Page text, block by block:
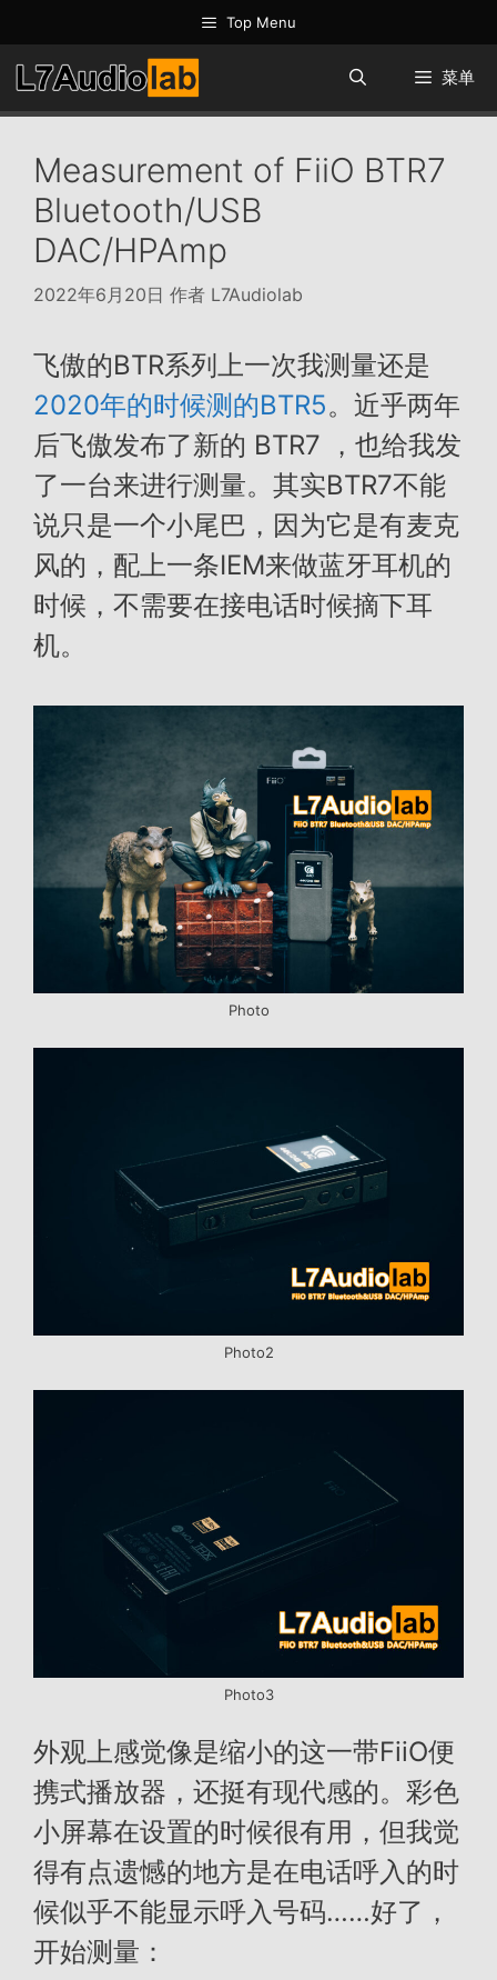
至
内
容
Top Menu
菜单
Measurement of FiiO BTR7
Bluetooth/USB
DAC/HPAmp
2022年6月20日 作者 L7Audiolab
飞傲的BTR系列上一次我测量还是
2020年的时候测的BTR5。近乎两年
后飞傲发布了新的 BTR7 ，也给我发
了一台来进行测量。其实BTR7不能
说只是一个小尾巴，因为它是有麦克
风的，配上一条IEM来做蓝牙耳机的
时候，不需要在接电话时候摘下耳
机。
Photo
Photo2
Photo3
外观上感觉像是缩小的这一带FiiO便
携式播放器，还挺有现代感的。彩色
小屏幕在设置的时候很有用，但我觉
得有点遗憾的地方是在电话呼入的时
候似乎不能显示呼入号码……好了，
开始测量：